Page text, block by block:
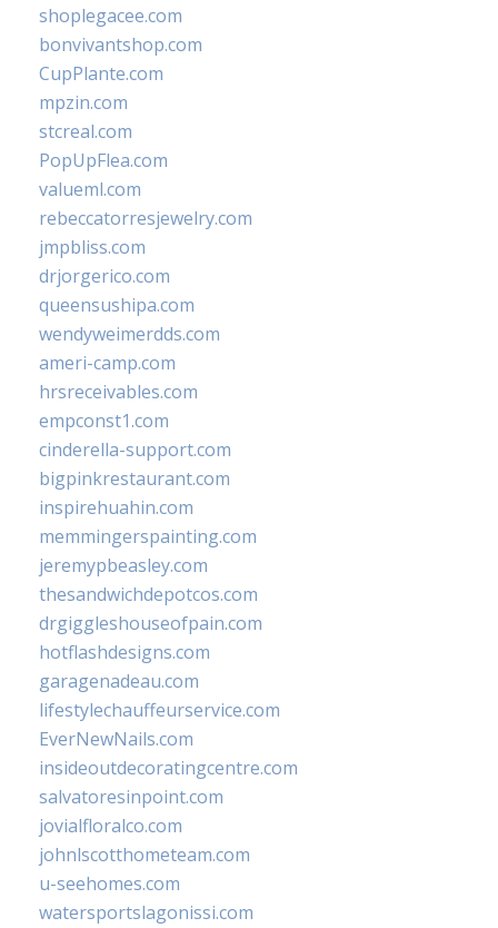
shoplegacee.com
bonvivantshop.com
CupPlante.com
mpzin.com
stcreal.com
PopUpFlea.com
valueml.com
rebeccatorresjewelry.com
jmpbliss.com
drjorgerico.com
queensushipa.com
wendyweimerdds.com
ameri-camp.com
hrsreceivables.com
empconst1.com
cinderella-support.com
bigpinkrestaurant.com
inspirehuahin.com
memmingerspainting.com
jeremypbeasley.com
thesandwichdepotcos.com
drgiggleshouseofpain.com
hotflashdesigns.com
garagenadeau.com
lifestylechauffeurservice.com
EverNewNails.com
insideoutdecoratingcentre.com
salvatoresinpoint.com
jovialfloralco.com
johnlscotthometeam.com
u-seehomes.com
watersportslagonissi.com